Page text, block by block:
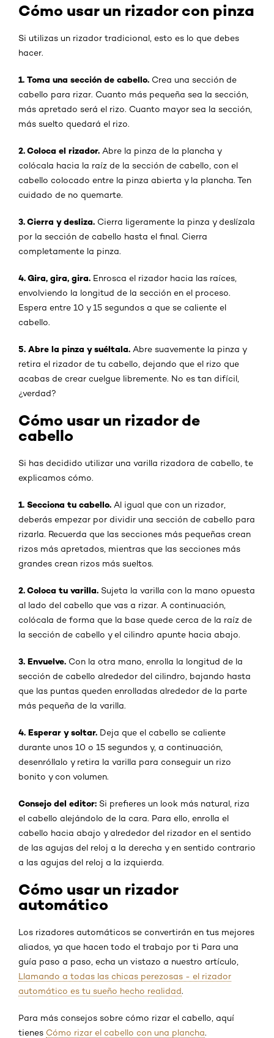
Cómo usar un rizador con pinza
Si utilizas un rizador tradicional, esto es lo que debes
hacer.
1. Toma una sección de cabello. Crea una sección de
cabello para rizar. Cuanto más pequeña sea la sección,
más apretado será el rizo. Cuanto mayor sea la sección,
más suelto quedará el rizo.
2. Coloca el rizador. Abre la pinza de la plancha y
colócala hacia la raíz de la sección de cabello, con el
cabello colocado entre la pinza abierta y la plancha. Ten
cuidado de no quemarte.
3. Cierra y desliza. Cierra ligeramente la pinza y deslízala
por la sección de cabello hasta el final. Cierra
completamente la pinza.
4. Gira, gira, gira. Enrosca el rizador hacia las raíces,
envolviendo la longitud de la sección en el proceso.
Espera entre 10 y 15 segundos a que se caliente el
cabello.
5. Abre la pinza y suéltala. Abre suavemente la pinza y
retira el rizador de tu cabello, dejando que el rizo que
acabas de crear cuelgue libremente. No es tan difícil,
¿verdad?
Cómo usar un rizador de
cabello
Si has decidido utilizar una varilla rizadora de cabello, te
explicamos cómo.
1. Secciona tu cabello. Al igual que con un rizador,
deberás empezar por dividir una sección de cabello para
rizarla. Recuerda que las secciones más pequeñas crean
rizos más apretados, mientras que las secciones más
grandes crean rizos más sueltos.
2. Coloca tu varilla. Sujeta la varilla con la mano opuesta
al lado del cabello que vas a rizar. A continuación,
colócala de forma que la base quede cerca de la raíz de
la sección de cabello y el cilindro apunte hacia abajo.
3. Envuelve. Con la otra mano, enrolla la longitud de la
sección de cabello alrededor del cilindro, bajando hasta
que las puntas queden enrolladas alrededor de la parte
más pequeña de la varilla.
4. Esperar y soltar. Deja que el cabello se caliente
durante unos 10 o 15 segundos y, a continuación,
desenróllalo y retira la varilla para conseguir un rizo
bonito y con volumen.
Consejo del editor: Si prefieres un look más natural, riza
el cabello alejándolo de la cara. Para ello, enrolla el
cabello hacia abajo y alrededor del rizador en el sentido
de las agujas del reloj a la derecha y en sentido contrario
a las agujas del reloj a la izquierda.
Cómo usar un rizador
automático
Los rizadores automáticos se convertirán en tus mejores
aliados, ya que hacen todo el trabajo por ti Para una
guía paso a paso, echa un vistazo a nuestro artículo,
Llamando a todas las chicas perezosas - el rizador
automático es tu sueño hecho realidad.
Para más consejos sobre cómo rizar el cabello, aquí
tienes Cómo rizar el cabello con una plancha.